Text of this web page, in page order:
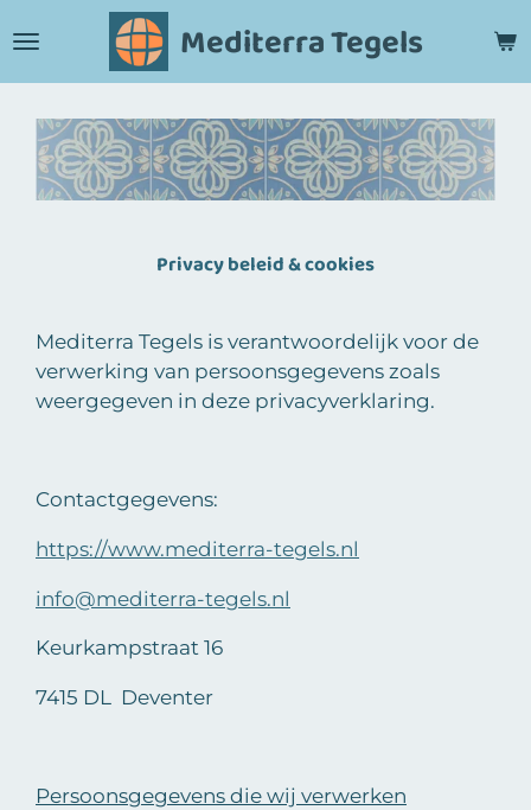
direct
naar
hoofdinhoud
Mediterra Tegels
Privacy beleid & cookies
Mediterra Tegels is verantwoordelijk voor de
verwerking van persoonsgegevens zoals
weergegeven in deze privacyverklaring.
Contactgegevens:
https://www.mediterra-tegels.nl
info@mediterra-tegels.nl
Keurkampstraat 16
7415 DL Deventer
Persoonsgegevens die wij verwerken